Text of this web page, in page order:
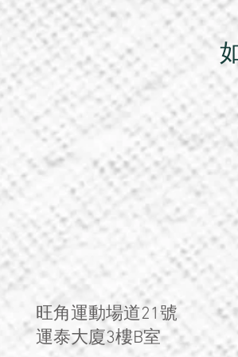
旺角運動場道21號
運泰大廈3樓B室